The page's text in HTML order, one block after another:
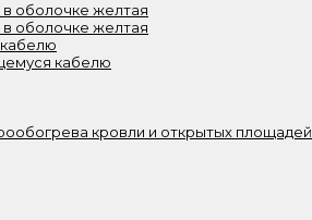
оболочке желтая
оболочке желтая
кабелю
кровли и открытых площадей